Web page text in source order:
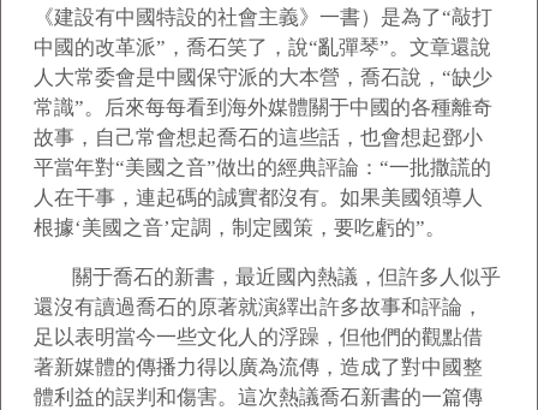
《建設有中國特設的社會主義》一書）是為了“敲打
中國的改革派”，喬石笑了，說“亂彈琴”。文章還說
人大常委會是中國保守派的大本營，喬石說，“缺少
常識”。后來每每看到海外媒體關于中國的各種離奇
故事，自己常會想起喬石的這些話，也會想起鄧小
平當年對“美國之音”做出的經典評論：“一批撒謊的
人在干事，連起碼的誠實都沒有。如果美國領導人
根據‘美國之音’定調，制定國策，要吃虧的”。
關于喬石的新書，最近國內熱議，但許多人似乎
還沒有讀過喬石的原著就演繹出許多故事和評論，
足以表明當今一些文化人的浮躁，但他們的觀點借
著新媒體的傳播力得以廣為流傳，造成了對中國整
體利益的誤判和傷害。這次熱議喬石新書的一篇傳